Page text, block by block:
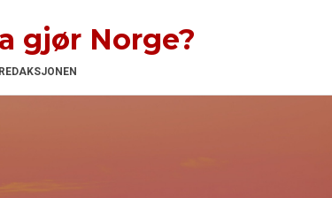
gjør Norge?
REDAKSJONEN